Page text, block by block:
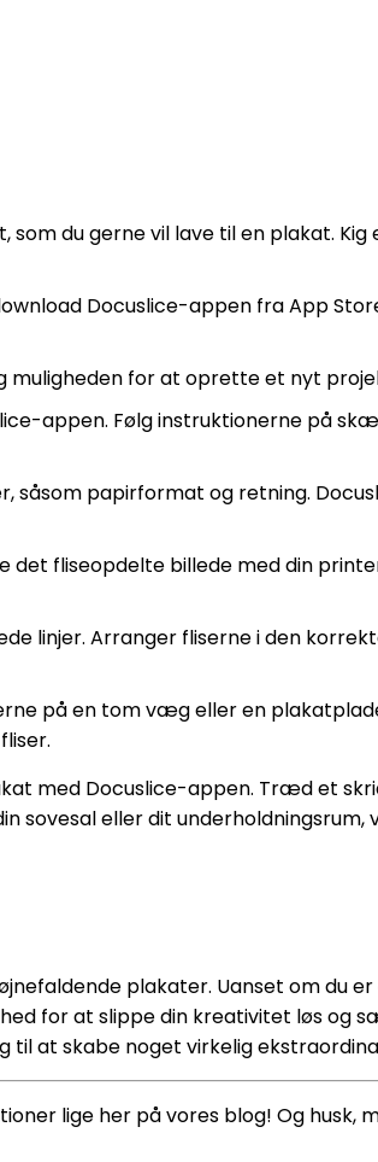
som du gerne vil lave til en plakat.
Docuslice-appen fra App
muligheden for at oprette et nyt
appen. Følg instruktionerne på
såsom papirformat og retning.
det fliseopdelte billede med din
linjer. Arranger fliserne i den
på en tom væg eller en
med Docuslice-appen. Træd et
sovesal eller dit
plakater. Uanset om du
for at slippe din kreativitet løs og
til at skabe noget virkelig
lige her på vores blog! Og